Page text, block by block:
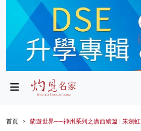
政局
財經
首頁 蘭遊世界──神州系列之廣西續篇 | 朱劍虹